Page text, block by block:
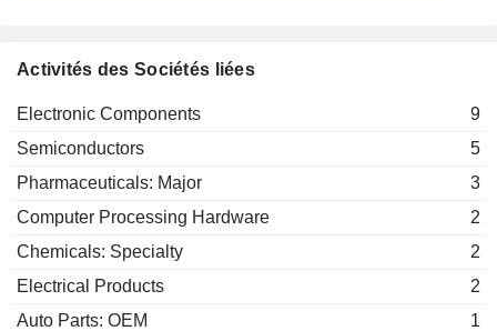
FULIN PLASTIC INDUSTRY
AVARY
HOLDING(SHENZHEN)CO., LIMITED
Cheng En Ke
LIMITED
GUERRILLA RF, INC.
Susan Barkal
ION ELECTRONIC
MATERIALS CO., LTD.
Hsueh Jen Chien
Activités des Sociétés liées
Electronic Components
9
Semiconductors
5
Pharmaceuticals: Major
3
Computer Processing Hardware
2
Chemicals: Specialty
2
Electrical Products
2
Auto Parts: OEM
1